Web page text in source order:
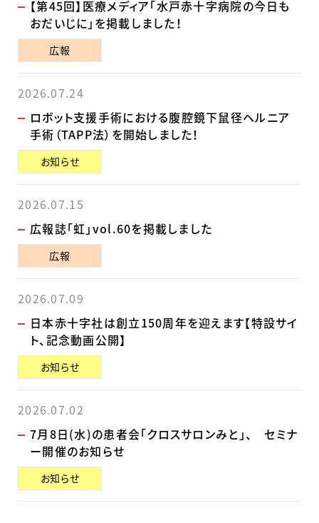
【第45回】医療メディア「水戸赤十字病院の今日も
おだいじに」を掲載しました！
広報
2026.07.24
ロボット支援手術における腹腔鏡下鼠径ヘルニア
手術（TAPP法）を開始しました！
お知らせ
2026.07.15
広報誌「虹」vol.60を掲載しました
広報
2026.07.09
日本赤十字社は創立150周年を迎えます【特設サイ
ト、記念動画公開】
お知らせ
2026.07.02
7月8日(水)の患者会「クロスサロンみと」、 セミナ
ー開催のお知らせ
お知らせ